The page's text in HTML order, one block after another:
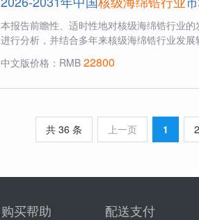
本报告前瞻性、适时性地对核级海绵锆行业
进行分析，并结合多年来核级海绵锆行业发
中文版价格：RMB22800
共 36 条 上一页 1 2
购买帮助 配送支付